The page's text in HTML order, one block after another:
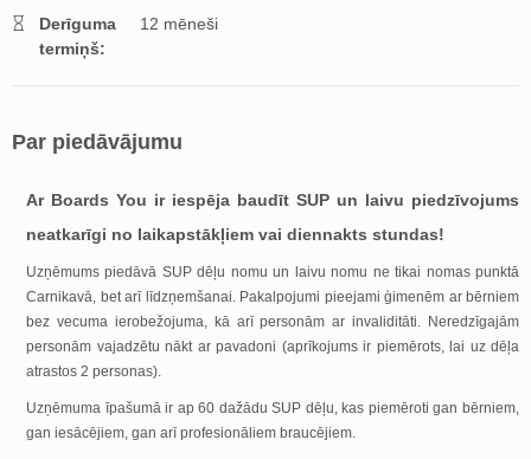
Derīguma
termiņš:
12 mēneši
Par piedāvājumu
Ar Boards You ir iespēja baudīt SUP un laivu piedzīvojums
neatkarīgi no laikapstākļiem vai diennakts stundas!
Uzņēmums piedāvā SUP dēļu nomu un laivu nomu ne tikai nomas punktā
Carnikavā, bet arī līdzņemšanai. Pakalpojumi pieejami ģimenēm ar bērniem
bez vecuma ierobežojuma, kā arī personām ar invaliditāti. Neredzīgajām
personām vajadzētu nākt ar pavadoni (aprīkojums ir piemērots, lai uz dēļa
atrastos 2 personas).
Uzņēmuma īpašumā ir ap 60 dažādu SUP dēļu, kas piemēroti gan bērniem,
gan iesācējiem, gan arī profesionāliem braucējiem.